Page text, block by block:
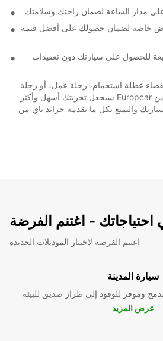
على مدار الساعة لضمان راحتك وسلامتك
خاصة لضمان حصولك على أفضل قيمة
للحصول على سيارتك دون تعقيدات
عطلة استجمام، رحلة عمل، أو رحلة
عائلية، فإن استئجار سيارة من Europcar سيجعل تجربتك أسهل وأكثر
والتمتع بكل ما تقدمه جراند باي من
- اغتنم الفرضة
اغتنم الفرصة لاختبار الموديلات الجديدة
سيارة المدينة
وموفر للوقود إلى طراز صديق للبيئة
عرض المزيد